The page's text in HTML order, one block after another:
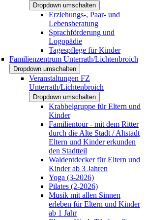
Dropdown umschalten
Erziehungs-, Paar- und
Lebensberatung
Sprachförderung und
Logopädie
Tagespflege für Kinder
Familienzentrum Unterrath/Lichtenbroich
Dropdown umschalten
Veranstaltungen FZ
Unterrath/Lichtenbroich
Dropdown umschalten
Krabbelgruppe für Eltern und
Kinder
Familientour - mit dem Ritter
durch die Alte Stadt / Altstadt
Eltern und Kinder erkunden
den Stadtteil
Waldentdecker für Eltern und
Kinder ab 3 Jahren
Yoga (3-2026)
Pilates (2-2026)
Musik mit allen Sinnen
erleben für Eltern und Kinder
ab 1 Jahr